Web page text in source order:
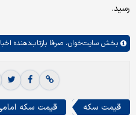
رسید.
بخش سایت‌خوان، صرفا بازتاب‌دهنده
قیمت سکه قیمت سکه